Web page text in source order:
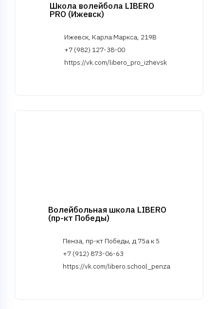
Школа волейбола LIBERO
PRO (Ижевск)
Ижевск, Карла Маркса, 219В
+7 (982) 127-38-00
https://vk.com/libero_pro_izhevsk
Волейбольная школа LIBERO
(пр-кт Победы)
Пенза, пр-кт Победы, д 75а к 5
+7 (912) 873-06-63
https://vk.com/libero.school_penza